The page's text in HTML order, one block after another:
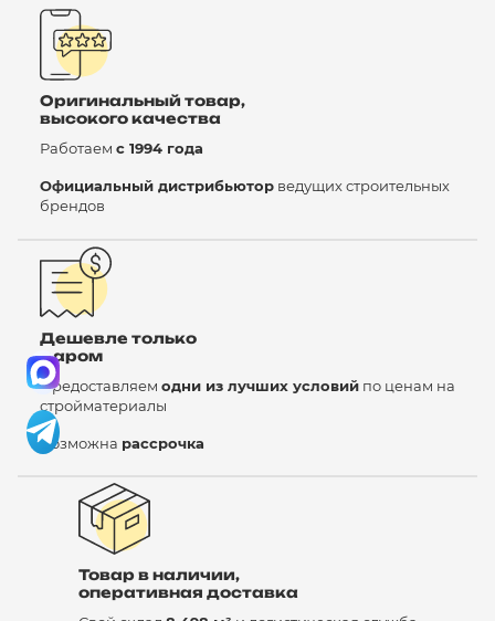
Оригинальный товар,
высокого качества
Работаем с 1994 года
Официальный дистрибьютор ведущих строительных
брендов
Дешевле только
даром
Предоставляем одни из лучших условий по ценам на
стройматериалы
Возможна рассрочка
Товар в наличии,
оперативная доставка